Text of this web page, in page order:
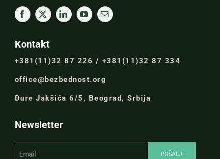
Kontakt
+381(11)32 87 226 / +381(11)32 87 334
office@bezbednost.org
Đure Jakšića 6/5, Beograd, Srbija
Newsletter